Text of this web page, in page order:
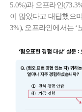
5.0%)과 오프라인
이 많았다고 대답했으
3%), 오프라인에서는 ‘